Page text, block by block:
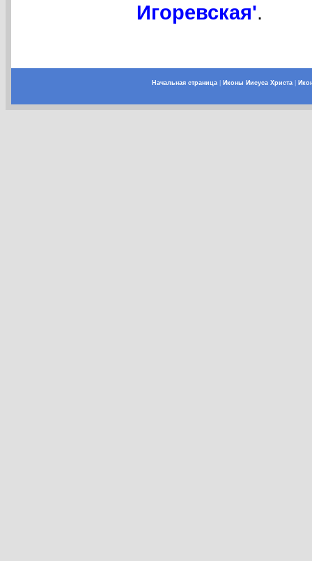
Игоревская'.
Начальная страница| Иконы Иисуса Христа|